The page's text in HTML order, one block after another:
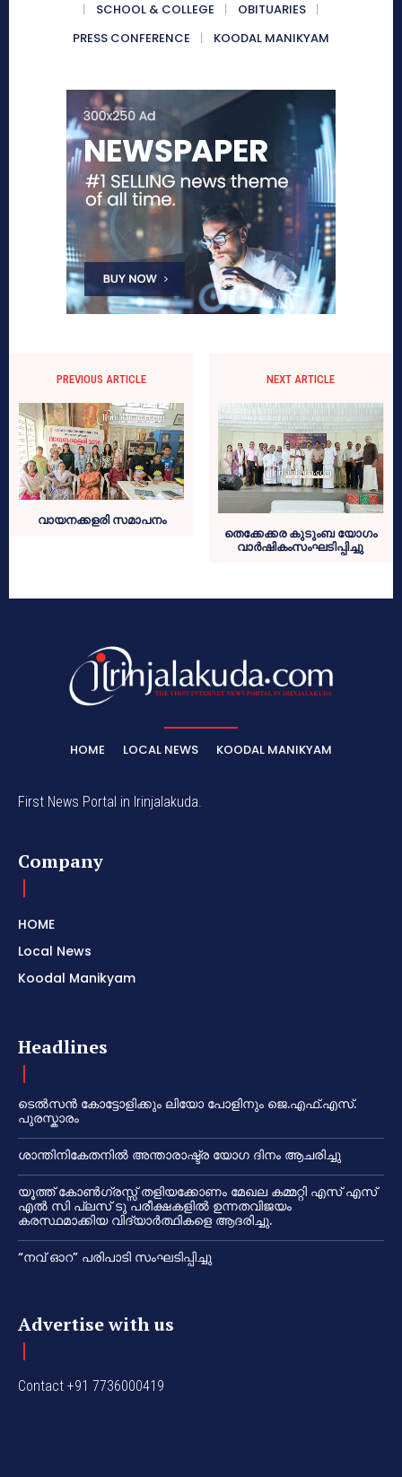
SCHOOL & COLLEGE
OBITUARIES
PRESS CONFERENCE
KOODAL MANIKYAM
PREVIOUS ARTICLE
വായനക്കളരി സമാപനം
NEXT ARTICLE
തെക്കേക്കര കുടുംബ യോഗം
വാർഷികംസംഘടിപ്പിച്ചു
HOME LOCAL NEWS KOODAL MANIKYAM
First News Portal in Irinjalakuda.
Company
HOME
Local News
Koodal Manikyam
Headlines
ടെൽസൻ കോട്ടോളിക്കും ലിയോ പോളിനും ജെ.എഫ്.എസ്.
പുരസ്കാരം
ശാന്തിനികേതനിൽ അന്താരാഷ്ട്ര യോഗ ദിനം ആചരിച്ചു
യൂത്ത് കോൺഗ്രസ്സ് തളിയക്കോണം മേഖല കമ്മറ്റി എസ് എസ്
എൽ സി പ്ലസ് ടു പരീക്ഷകളിൽ ഉന്നതവിജയം
കരസ്ഥമാക്കിയ വിദ്യാർത്ഥികളെ ആദരിച്ചു.
“നവ് ഓറ” പരിപാടി സംഘടിപ്പിച്ചു
Advertise with us
Contact +91 7736000419